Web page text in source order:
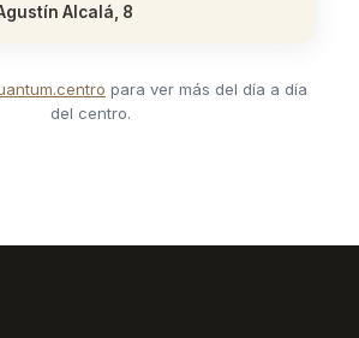
Alcalá, 8
para ver más del día a día
del centro.